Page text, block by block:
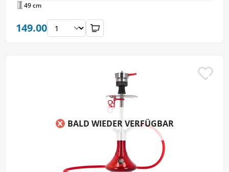
49 cm
149.00
BALD WIEDER VERFÜGBAR